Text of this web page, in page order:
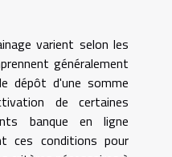
varient selon les
généralement
dépôt d'une somme
de certaines
banque en ligne
ces conditions pour